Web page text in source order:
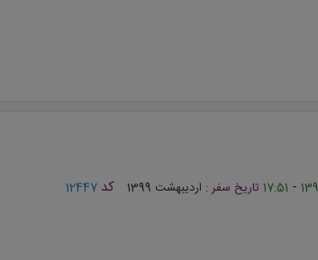
-
17:51 تاریخ سفر : اردیبهشت 1399 کد 12447